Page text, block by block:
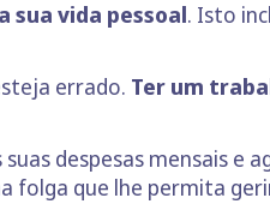
sua vida pessoal. Isto
errado. Ter um
despesas mensais e
folga que lhe permita